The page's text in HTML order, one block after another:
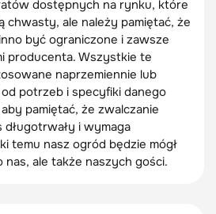
dostępnych na rynku, które
chwasty, ale należy pamiętać, że
być ograniczone i zawsze
producenta. Wszystkie te
naprzemiennie lub
potrzeb i specyfiki danego
pamiętać, że zwalczanie
i wymaga
temu nasz ogród będzie mógł
ale także naszych gości.